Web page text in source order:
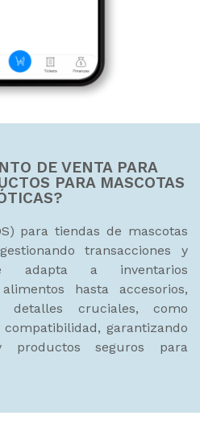
DE VENTA PARA
PARA MASCOTAS
para tiendas de mascotas
transacciones y
adapta a inventarios
hasta accesorios,
detalles cruciales, como
garantizando
productos seguros para